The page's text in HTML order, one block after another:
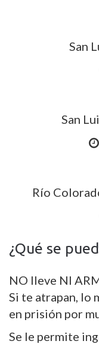
San
San
Río
¿Qué se
NO lleve NI
Si te atrapan, lo
en prisión por
Se le permite